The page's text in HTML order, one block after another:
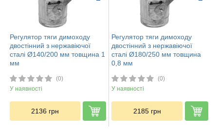
Регулятор тяги димоходу
двостінний з нержавіючої
сталі Ø140/200 мм товщина 1
мм
(0)
У наявності
2136 грн
Регулятор тяги димоходу
двостінний з нержавіючої
сталі Ø180/250 мм товщина
0,8 мм
(0)
У наявності
2185 грн